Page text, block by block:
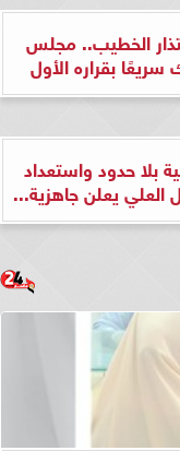
الخطيب.. مجلس
بقراره الأول
بلا حدود واستعداد
العلي يعلن جاهزية...